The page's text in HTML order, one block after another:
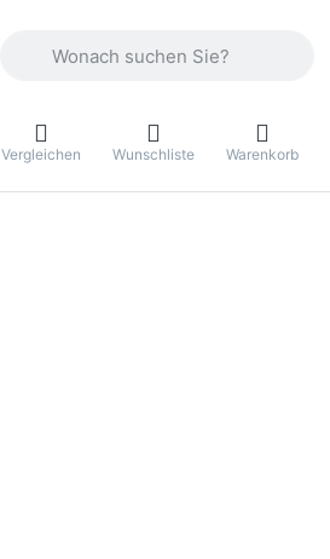
Vergleichen Wunschliste Warenkorb